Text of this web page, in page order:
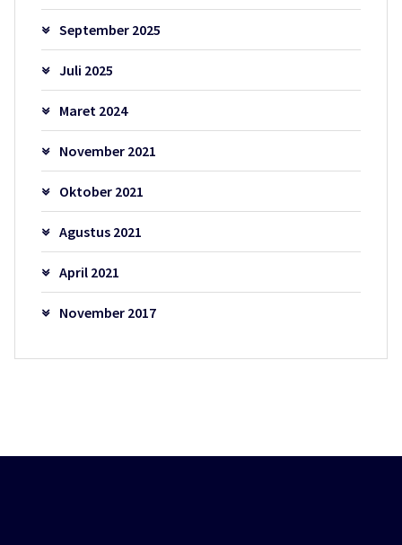
September 2025
Juli 2025
Maret 2024
November 2021
Oktober 2021
Agustus 2021
April 2021
November 2017